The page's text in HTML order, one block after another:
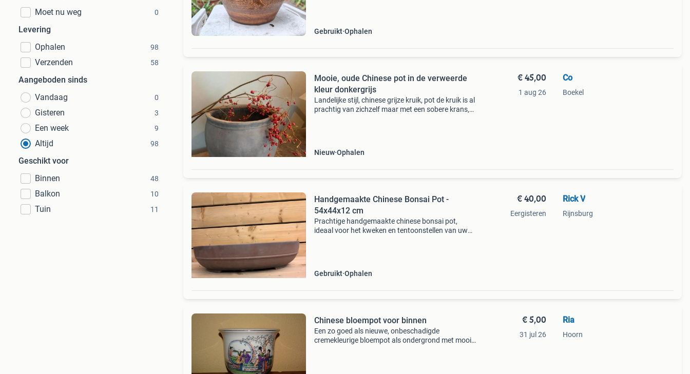
Moet nu weg
0
Levering
Ophalen
98
Verzenden 58
Aangeboden sinds
Vandaag
0
Gisteren 3
Een week 9
Altijd 98
Geschikt voor
Binnen
48
Balkon 10
Tuin 11
Gebruikt Ophalen
Mooie, oude Chinese pot in de verweerde
kleur donkergrijs
Landelijke stijl, chinese grijze kruik, pot de kruik is al
prachtig van zichzelf maar met een sobere krans,
Nieuw Ophalen
€ 45,00
1 aug 26
Co
Boekel
Handgemaakte Chinese Bonsai Pot -
54x44x12 cm
Prachtige handgemaakte chinese bonsai pot,
ideaal voor het kweken en tentoonstellen van uw
Gebruikt Ophalen
€ 40,00
Eergisteren
Rick V
Rijnsburg
Chinese bloempot voor binnen
Een zo goed als nieuwe, onbeschadigde
cremekleurige bloempot als ondergrond met mooie
€ 5,00
31 jul 26
Ria
Hoorn